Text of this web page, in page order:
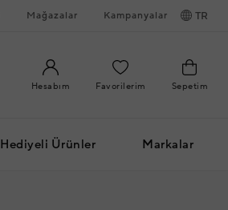
Mağazalar Kampanyalar TR
Hesabım Favorilerim Sepetim
Hediyeli Ürünler Markalar